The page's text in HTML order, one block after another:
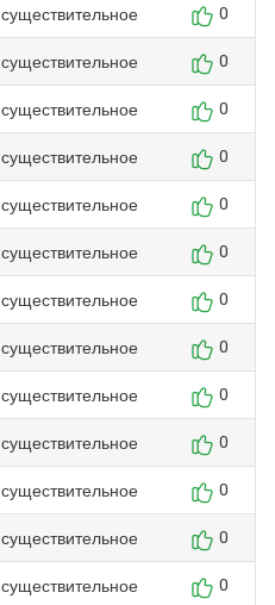
существительное 0
существительное 0
существительное 0
существительное 0
существительное 0
существительное 0
существительное 0
существительное 0
существительное 0
существительное 0
существительное 0
существительное 0
существительное 0